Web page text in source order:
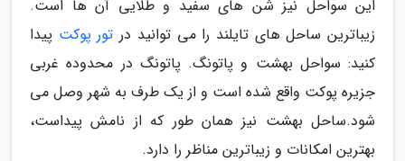
این سواحل نیز شن های سفید و طلایی آن ها است.
زیباترین ساحل های تایلند را می توانید در تور پوکت پیدا
کنید: سواحل بهشت و پاتونگ. پاتونگ در محدوده غربی
جزیره پوکت واقع شده است و از یک طرف به شهر وصل می
شود.ساحل بهشت نیز همان طور که از نامش پیداست،
بهترین امکانات و زیباترین مناظر را دارد.